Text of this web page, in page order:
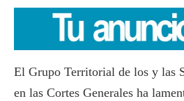
El Grupo Territorial de los y las
en las Cortes Generales ha